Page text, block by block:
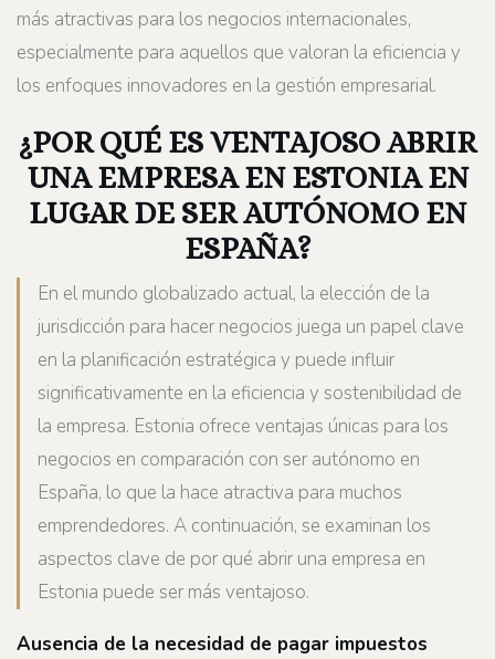
más atractivas para los negocios internacionales,
especialmente para aquellos que valoran la eficiencia y
los enfoques innovadores en la gestión empresarial.
¿POR QUÉ ES VENTAJOSO ABRIR
UNA EMPRESA EN ESTONIA EN
LUGAR DE SER AUTÓNOMO EN
ESPAÑA?
En el mundo globalizado actual, la elección de la
jurisdicción para hacer negocios juega un papel clave
en la planificación estratégica y puede influir
significativamente en la eficiencia y sostenibilidad de
la empresa. Estonia ofrece ventajas únicas para los
negocios en comparación con ser autónomo en
España, lo que la hace atractiva para muchos
emprendedores. A continuación, se examinan los
aspectos clave de por qué abrir una empresa en
Estonia puede ser más ventajoso.
Ausencia de la necesidad de pagar impuestos